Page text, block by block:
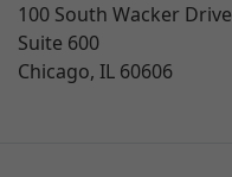
100 South Wacker Drive
Suite 600
Chicago, IL 60606